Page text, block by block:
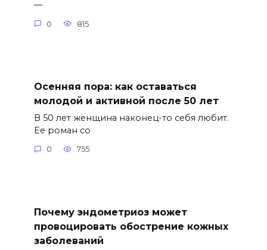
—
0 815
Осенняя пора: как оставаться
молодой и активной после 50 лет
В 50 лет женщина наконец-то себя любит.
Ее роман со
0 755
Почему эндометриоз может
провоцировать обострение кожных
заболеваний